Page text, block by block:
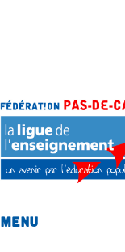
Menu